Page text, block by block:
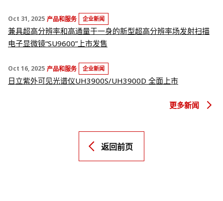
Oct 31, 2025 产品和服务 企业新闻
兼具超高分辨率和高通量于一身的新型超高分辨率场发射扫描
电子显微镜“SU9600”上市发售
Oct 16, 2025 产品和服务 企业新闻
日立紫外可见光谱仪UH3900S/UH3900D 全面上市
更多新闻
返回前页